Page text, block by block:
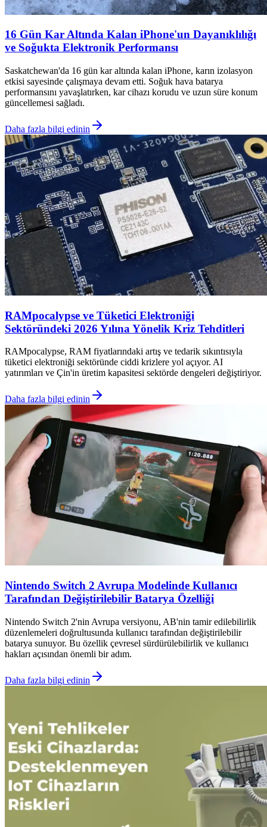
16 Gün Kar Altında Kalan iPhone'un Dayanıklılığı
ve Soğukta Elektronik Performansı
Saskatchewan'da 16 gün kar altında kalan iPhone, karın izolasyon
etkisi sayesinde çalışmaya devam etti. Soğuk hava batarya
performansını yavaşlatırken, kar cihazı korudu ve uzun süre konum
güncellemesi sağladı.
Daha fazla bilgi edinin
RAMpocalypse ve Tüketici Elektroniği
Sektöründeki 2026 Yılına Yönelik Kriz Tehditleri
RAMpocalypse, RAM fiyatlarındaki artış ve tedarik sıkıntısıyla
tüketici elektroniği sektöründe ciddi krizlere yol açıyor. AI
yatırımları ve Çin'in üretim kapasitesi sektörde dengeleri değiştiriyor.
Daha fazla bilgi edinin
Nintendo Switch 2 Avrupa Modelinde Kullanıcı
Tarafından Değiştirilebilir Batarya Özelliği
Nintendo Switch 2'nin Avrupa versiyonu, AB'nin tamir edilebilirlik
düzenlemeleri doğrultusunda kullanıcı tarafından değiştirilebilir
batarya sunuyor. Bu özellik çevresel sürdürülebilirlik ve kullanıcı
hakları açısından önemli bir adım.
Daha fazla bilgi edinin